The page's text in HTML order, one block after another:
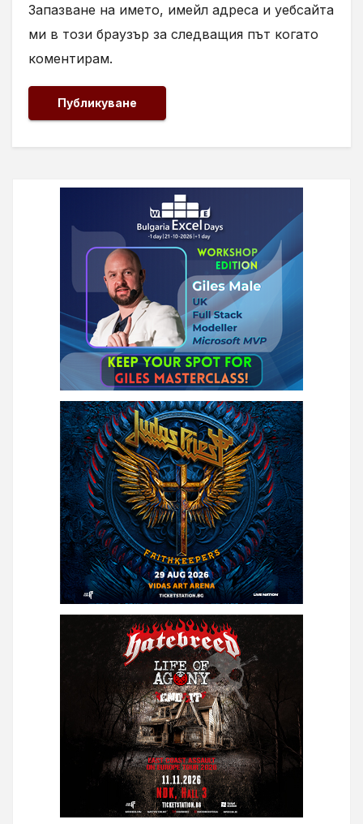
Запазване на името, имейл адреса и уебсайта
ми в този браузър за следващия път когато
коментирам.